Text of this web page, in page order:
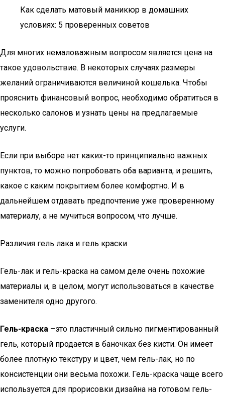
Как сделать матовый маникюр в домашних
условиях: 5 проверенных советов
Для многих немаловажным вопросом является цена на
такое удовольствие. В некоторых случаях размеры
желаний ограничиваются величиной кошелька. Чтобы
прояснить финансовый вопрос, необходимо обратиться в
несколько салонов и узнать цены на предлагаемые
услуги.
Если при выборе нет каких-то принципиально важных
пунктов, то можно попробовать оба варианта, и решить,
какое с каким покрытием более комфортно. И в
дальнейшем отдавать предпочтение уже проверенному
материалу, а не мучиться вопросом, что лучше.
Различия гель лака и гель краски
Гель-лак и гель-краска на самом деле очень похожие
материалы и, в целом, могут использоваться в качестве
заменителя одно другого.
Гель-краска –это пластичный сильно пигментированный
гель, который продается в баночках без кисти. Он имеет
более плотную текстуру и цвет, чем гель-лак, но по
консистенции они весьма похожи. Гель-краска чаще всего
используется для прорисовки дизайна на готовом гель-